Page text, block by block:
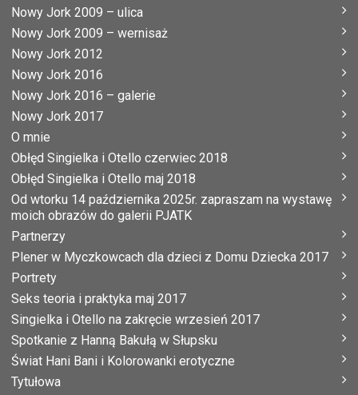
Nowy Jork 2009 – ulica
Nowy Jork 2009 – wernisaż
Nowy Jork 2012
Nowy Jork 2016
Nowy Jork 2016 – galerie
Nowy Jork 2017
O mnie
Obłęd Singielka i Otello czerwiec 2018
Obłęd Singielka i Otello maj 2018
Od wtorku 14 października 2025r. zapraszam na wystawę
moich obrazów do galerii PJATK
Partnerzy
Plener w Myczkowcach dla dzieci z Domu Dziecka 2017
Portrety
Seks teoria i praktyka maj 2017
Singielka i Otello na zakręcie wrzesień 2017
Spotkanie z Hanną Bakułą w Słupsku
Świat Hani Bani i Kolorowanki erotyczne
Tytułowa